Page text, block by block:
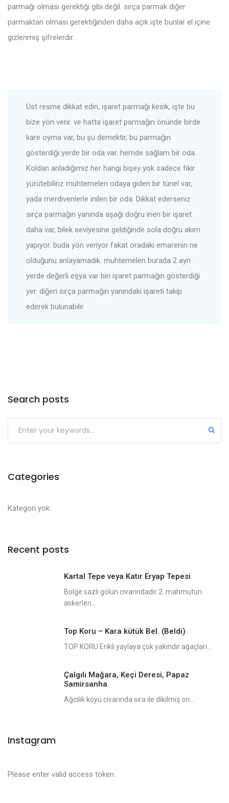
parmağı olması gerektiği gibi değil. sırça parmak diğer
parmaktan olması gerektiğinden daha açık işte bunlar el içine
gizlenmiş şifrelerdir.
Üst resme dikkat edin, işaret parmağı kesik, işte bu
bize yön verir. ve hatta işaret parmağın önünde birde
kare oyma var, bu şu demektir, bu parmağın
gösterdiği yerde bir oda var. hemde sağlam bir oda.
Koldan anladığımız her hangi bişey yok sadece fikir
yürütebiliriz muhtemelen odaya giden bir tünel var,
yada merdivenlerle inilen bir oda. Dikkat ederseniz
sırça parmağın yanında aşağı doğru inen bir işaret
daha var, bilek seviyesine geldiğinde sola doğru akım
yapıyor. buda yön veriyor fakat oradaki emarenin ne
olduğunu anlayamadık. muhtemelen burada 2 ayrı
yerde değerli eşya var biri işaret parmağın gösterdiği
yer. diğeri sırça parmağın yanındaki işareti takip
ederek bulunabilir.
Search posts
Categories
Kategori yok
Recent posts
Kartal Tepe veya Katır Eryap Tepesi
Bölge sazlı gölün civarındadır 2. mahmutun
askerleri...
Top Koru – Kara kütük Bel. (Beldi)
TOP KORU Erikli yaylaya çok yakındır ağaçları...
Çalgılı Mağara, Keçi Deresi, Papaz
Samirsanha
Ağcılık köyü civarında sıra ile dikilmiş on...
Instagram
Please enter valid access token.